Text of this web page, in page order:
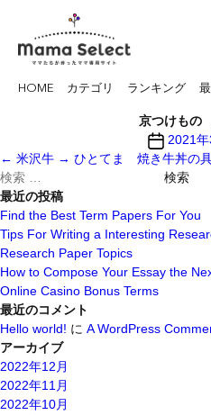
HOME カテゴリ ランキング
京つけもの
投
稿
2021
← 米沢牛 → ひとてま 焼き牛丼の
検
索
対
象:
最近の投稿
Find the Best Term Papers For You
Tips For Writing a Interesting
Research Paper Topics
How to Compose Your Essay the
Online Casino Bonus Terms
最近のコメント
Hello world! に A WordPress
アーカイブ
2022年12月
2022年11月
2022年10月